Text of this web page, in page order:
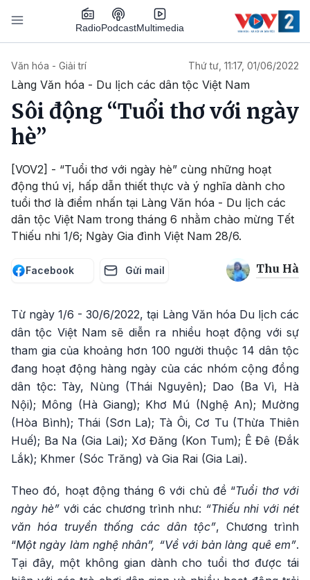
Nhảy đến nội dung
RadioPodcastMultimedia
Văn hóa - Giải trí Thứ tư, 11:17, 01/06/2022
Làng Văn hóa - Du lịch các dân tộc Việt Nam
Sôi động “Tuổi thơ với ngày
hè”
[VOV2] - “Tuổi thơ với ngày hè” cùng những hoạt
động thú vị, hấp dẫn thiết thực và ý nghĩa dành cho
tuổi thơ là điểm nhấn tại Làng Văn hóa - Du lịch các
dân tộc Việt Nam trong tháng 6 nhằm chào mừng Tết
Thiếu nhi 1/6; Ngày Gia đình Việt Nam 28/6.
Facebook Gửi mail Thu Hà
Từ ngày 1/6 - 30/6/2022, tại Làng Văn hóa Du lịch các
dân tộc Việt Nam sẽ diễn ra nhiều hoạt động với sự
tham gia của khoảng hơn 100 người thuộc 14 dân tộc
đang hoạt động hàng ngày của các nhóm cộng đồng
dân tộc: Tày, Nùng (Thái Nguyên); Dao (Ba Vì, Hà
Nội); Mông (Hà Giang); Khơ Mú (Nghệ An); Mường
(Hòa Bình); Thái (Sơn La); Tà Ôi, Cơ Tu (Thừa Thiên
Huế); Ba Na (Gia Lai); Xơ Đăng (Kon Tum); Ê Đê (Đắk
Lắk); Khmer (Sóc Trăng) và Gia Rai (Gia Lai).
Theo đó, hoạt động tháng 6 với chủ đề “Tuổi thơ với
ngày hè”với các chương trình như: “Thiếu nhi với nét
văn hóa truyền thống các dân tộc”, Chương trình
“Một ngày làm nghệ nhân”, “Về với bản làng quê em”.
Tại đây, một không gian dành cho tuổi thơ được tái